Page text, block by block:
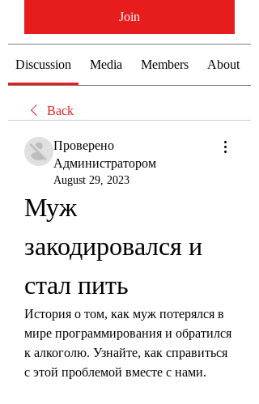
Join
Discussion Media Members About
Back
Проверено
Администратором
August 29, 2023
Муж
закодировался и
стал пить
История о том, как муж потерялся в
мире программирования и обратился
к алкоголю. Узнайте, как справиться
с этой проблемой вместе с нами.